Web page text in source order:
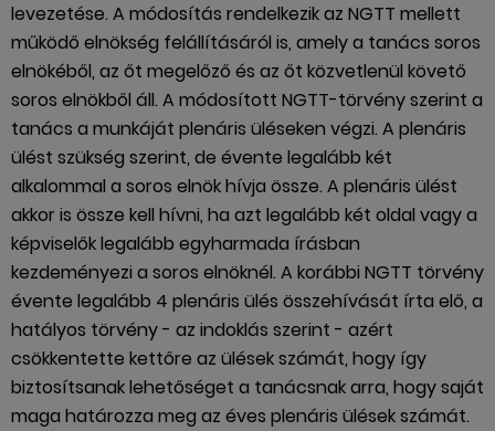
levezetése. A módosítás rendelkezik az NGTT mellett
működő elnökség felállításáról is, amely a tanács soros
elnökéből, az őt megelőző és az őt közvetlenül követő
soros elnökből áll. A módosított NGTT-törvény szerint a
tanács a munkáját plenáris üléseken végzi. A plenáris
ülést szükség szerint, de évente legalább két
alkalommal a soros elnök hívja össze. A plenáris ülést
akkor is össze kell hívni, ha azt legalább két oldal vagy a
képviselők legalább egyharmada írásban
kezdeményezi a soros elnöknél. A korábbi NGTT törvény
évente legalább 4 plenáris ülés összehívását írta elő, a
hatályos törvény - az indoklás szerint - azért
csökkentette kettőre az ülések számát, hogy így
biztosítsanak lehetőséget a tanácsnak arra, hogy saját
maga határozza meg az éves plenáris ülések számát.